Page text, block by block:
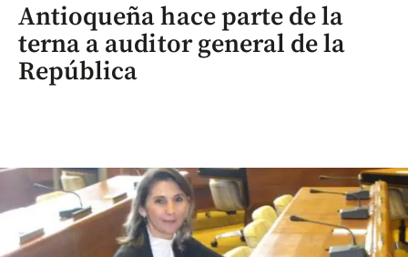
Antioqueña hace parte de la
terna a auditor general de la
República